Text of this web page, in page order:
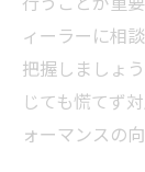
ィーラーに相
把握しましょ
じても慌てず
ォーマンスの